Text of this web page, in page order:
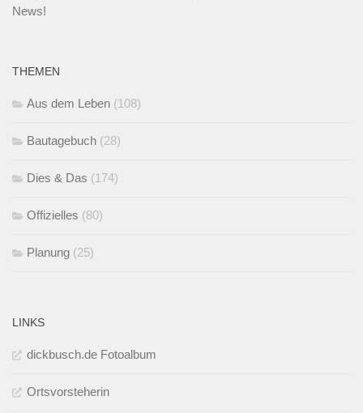
News!
THEMEN
Aus dem Leben (108)
Bautagebuch (28)
Dies & Das (174)
Offizielles (80)
Planung (25)
LINKS
dickbusch.de Fotoalbum
Ortsvorsteherin